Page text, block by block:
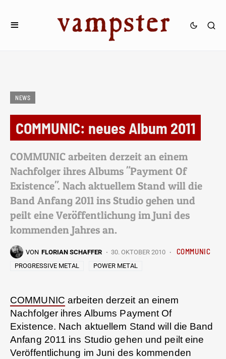
NEWS
COMMUNIC: neues Album 2011
COMMUNIC arbeiten derzeit an einem
Nachfolger ihres Albums "Payment Of
Existence". Nach aktuellem Stand will die
Band Anfang 2011 ins Studio gehen und
peilt eine Veröffentlichung im Juni des
kommenden Jahres an.
VON FLORIAN SCHAFFER 30. OKTOBER 2010 COMMUNIC
PROGRESSIVE METAL POWER METAL
COMMUNIC arbeiten derzeit an einem
Nachfolger ihres Albums Payment Of
Existence. Nach aktuellem Stand will die Band
Anfang 2011 ins Studio gehen und peilt eine
Veröffentlichung im Juni des kommenden